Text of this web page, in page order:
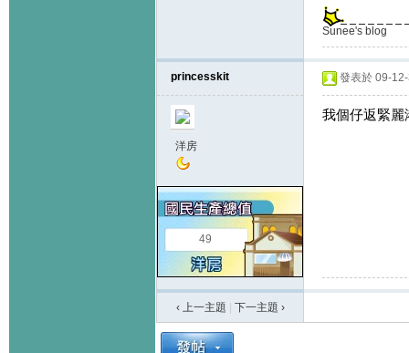
Sunee's blog
princesskit
洋房
49
發表於 09-
我個仔返緊麗
‹ 上一主題 下一主題 ›